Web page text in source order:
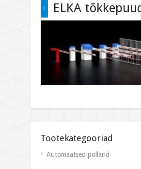
ELKA
Tootekategooriad
Automaatsed pollarid